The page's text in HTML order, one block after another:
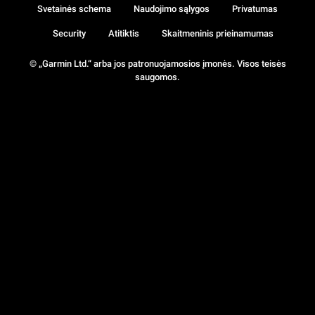
© „Garmin Ltd.“ arba jos patronuojamosios įmonės. Visos teisės
saugomos.
Svetainės schema Naudojimo sąlygos Privatumas
Security Atitiktis Skaitmeninis prieinamumas